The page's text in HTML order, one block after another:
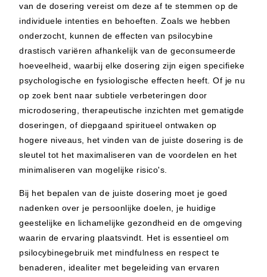
van de dosering vereist om deze af te stemmen op de
individuele intenties en behoeften. Zoals we hebben
onderzocht, kunnen de effecten van psilocybine
drastisch variëren afhankelijk van de geconsumeerde
hoeveelheid, waarbij elke dosering zijn eigen specifieke
psychologische en fysiologische effecten heeft. Of je nu
op zoek bent naar subtiele verbeteringen door
microdosering, therapeutische inzichten met gematigde
doseringen, of diepgaand spiritueel ontwaken op
hogere niveaus, het vinden van de juiste dosering is de
sleutel tot het maximaliseren van de voordelen en het
minimaliseren van mogelijke risico's.
Bij het bepalen van de juiste dosering moet je goed
nadenken over je persoonlijke doelen, je huidige
geestelijke en lichamelijke gezondheid en de omgeving
waarin de ervaring plaatsvindt. Het is essentieel om
psilocybinegebruik met mindfulness en respect te
benaderen, idealiter met begeleiding van ervaren